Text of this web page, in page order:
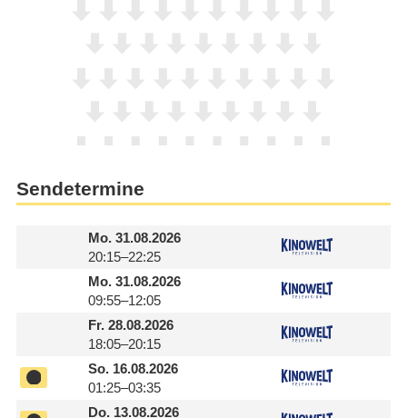
Sendetermine
Mo.31.08.2026
20:15–22:25
Mo.31.08.2026
09:55–12:05
Fr.28.08.2026
18:05–20:15
So.16.08.2026
01:25–03:35
Do.13.08.2026